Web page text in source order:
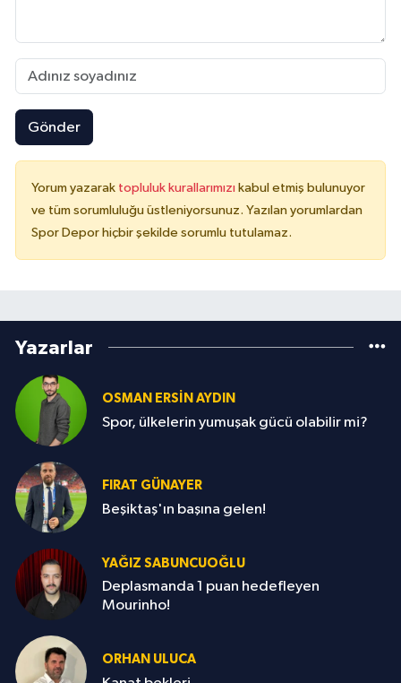
Gönder
Yorum yazarak topluluk kurallarımızı kabul etmiş bulunuyor
ve tüm sorumluluğu üstleniyorsunuz. Yazılan yorumlardan
Spor Depor hiçbir şekilde sorumlu tutulamaz.
Yazarlar
OSMAN ERSIN AYDIN
Spor, ülkelerin yumuşak gücü olabilir mi?
FIRAT GÜNAYER
Beşiktaş'ın başına gelen!
YAĞIZ SABUNCUOĞLU
Deplasmanda 1 puan hedefleyen
Mourinho!
ORHAN ULUCA